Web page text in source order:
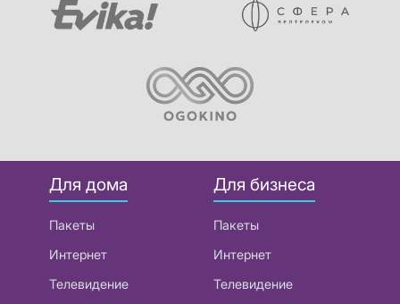
Для дома
Пакеты
Интернет
Телевидение
Для бизнеса
Пакеты
Интернет
Телевидение